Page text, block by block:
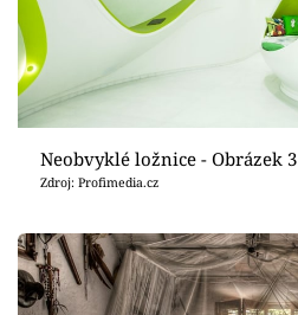
Neobvyklé ložnice - Obrázek 3
Zdroj: Profimedia.cz